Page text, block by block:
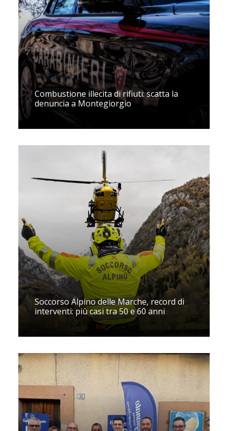
Combustione illecita di rifiuti: scatta la
denuncia a Montegiorgio
Soccorso Alpino delle Marche, record di
interventi: più casi tra 50 e 60 anni